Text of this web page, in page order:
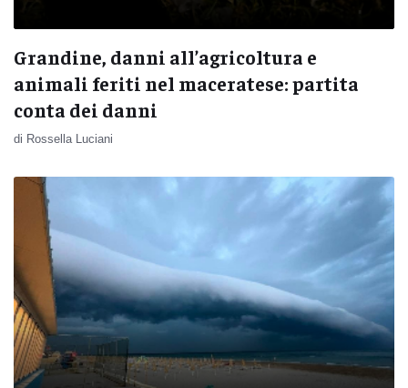
Grandine, danni all’agricoltura e
animali feriti nel maceratese: partita
conta dei danni
di Rossella Luciani